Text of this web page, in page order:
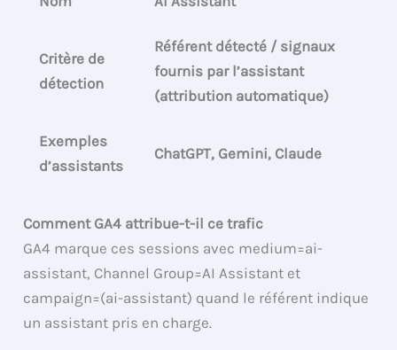
Critère de
détection
Référent détecté / signaux
fournis par l’assistant
(attribution automatique)
Exemples
d’assistants
ChatGPT, Gemini, Claude
Comment GA4 attribue-t-il ce trafic
GA4 marque ces sessions avec medium=ai-
assistant, Channel Group=AI Assistant et
campaign=(ai-assistant) quand le référent indique
un assistant pris en charge.